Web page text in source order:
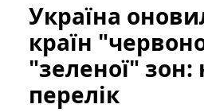
Україна
країн
"зеленої" зон:
перелік